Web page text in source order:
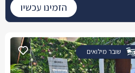
שובר מילואים
הזמינו עכשיו